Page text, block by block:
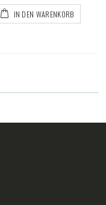
IN DEN WARENKORB